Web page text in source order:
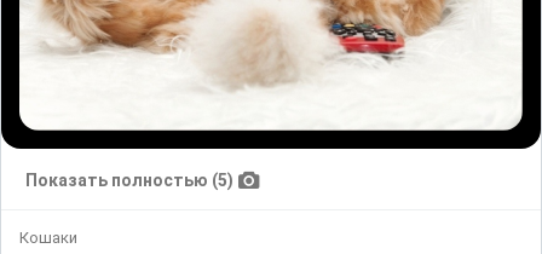
Показать полностью (5)
Кошаки